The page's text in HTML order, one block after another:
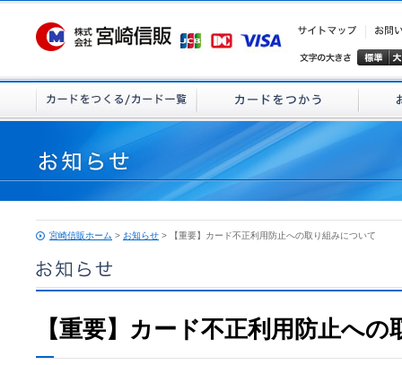
宮崎信販ホーム > お知らせ > 【重要】カード不正利用防止への取り組みについて
【重要】カード不正利用防止へ